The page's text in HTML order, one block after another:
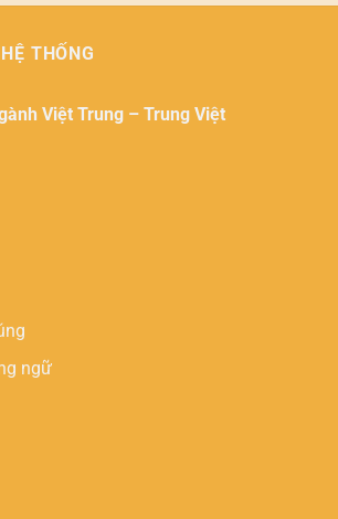
THỐNG
Việt Trung – Trung Việt
ngữ